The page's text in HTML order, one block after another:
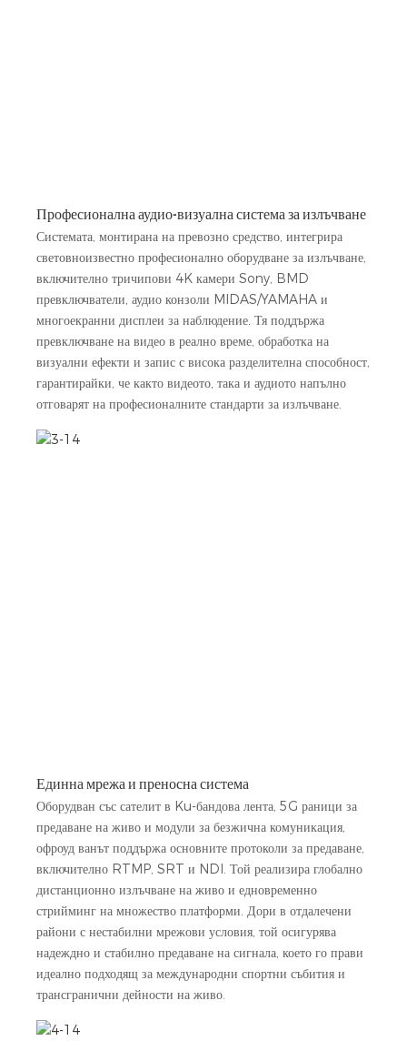
Професионална аудио-визуална система за излъчване
Системата, монтирана на превозно средство, интегрира
световноизвестно професионално оборудване за излъчване,
включително тричипови 4K камери Sony, BMD
превключватели, аудио конзоли MIDAS/YAMAHA и
многоекранни дисплеи за наблюдение. Тя поддържа
превключване на видео в реално време, обработка на
визуални ефекти и запис с висока разделителна способност,
гарантирайки, че както видеото, така и аудиото напълно
отговарят на професионалните стандарти за излъчване.
Единна мрежа и преносна система
Оборудван със сателит в Ku-бандова лента, 5G раници за
предаване на живо и модули за безжична комуникация,
офроуд ванът поддържа основните протоколи за предаване,
включително RTMP, SRT и NDI. Той реализира глобално
дистанционно излъчване на живо и едновременно
стрийминг на множество платформи. Дори в отдалечени
райони с нестабилни мрежови условия, той осигурява
надеждно и стабилно предаване на сигнала, което го прави
идеално подходящ за международни спортни събития и
трансгранични дейности на живо.